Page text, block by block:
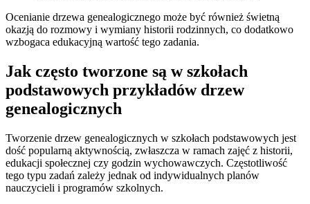
Ocenianie drzewa genealogicznego może być również świetną
okazją do rozmowy i wymiany historii rodzinnych, co dodatkowo
wzbogaca edukacyjną wartość tego zadania.
Jak często tworzone są w szkołach
podstawowych przykładów drzew
genealogicznych
Tworzenie drzew genealogicznych w szkołach podstawowych jest
dość popularną aktywnością, zwłaszcza w ramach zajęć z historii,
edukacji społecznej czy godzin wychowawczych. Częstotliwość
tego typu zadań zależy jednak od indywidualnych planów
nauczycieli i programów szkolnych.